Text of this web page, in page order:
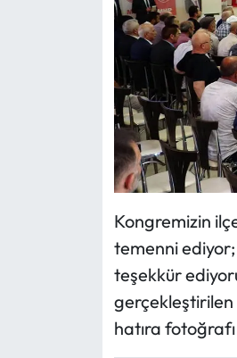
Kongremizin
temenni
teşekkür
gerçekleştirilen
hatıra